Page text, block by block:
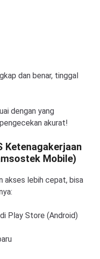
dan benar, tinggal
dengan yang
akurat!
Ketenagakerjaan
Mobile)
akses lebih cepat, bisa
Play Store (Android)